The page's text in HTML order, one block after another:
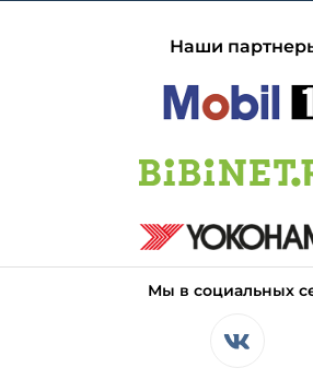
Наши
Мы в социальных